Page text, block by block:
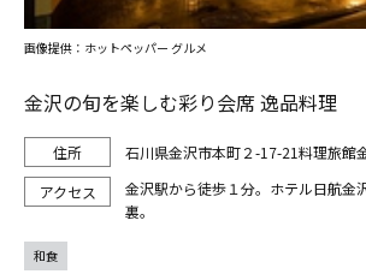
金沢の旬を楽しむ彩り会席 逸品料理
石川県金沢市本町２-17-21料理旅館
金沢駅から徒歩１分。ホテル日航金
裏。
画像提供：ホットペッパー グルメ
和食